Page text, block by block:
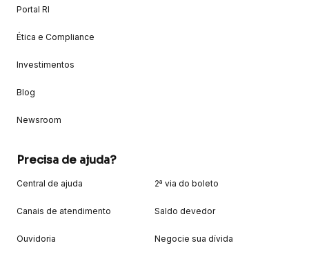
Portal RI
Ética e Compliance
Investimentos
Blog
Newsroom
Precisa de ajuda?
Central de ajuda
Canais de atendimento
Ouvidoria
2ª via do boleto
Saldo devedor
Negocie sua dívida